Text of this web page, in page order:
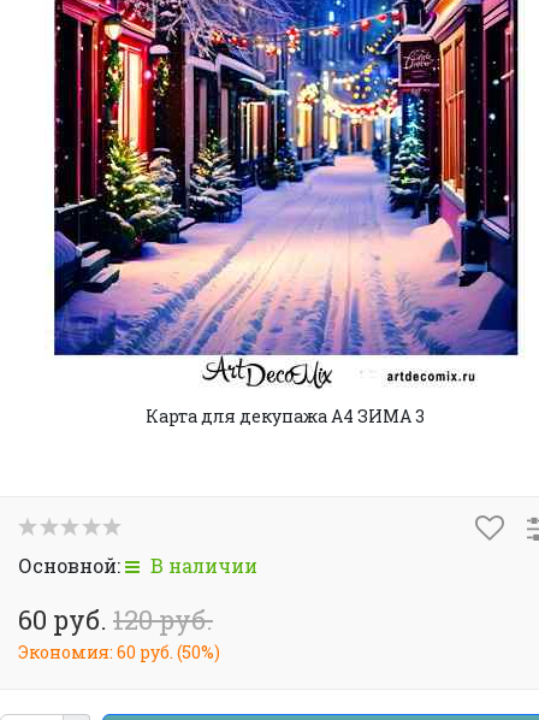
Карта для декупажа А4 ЗИМА 3
Основной: В наличии
60 руб. 120 руб.
Экономия: 60 руб. (50%)